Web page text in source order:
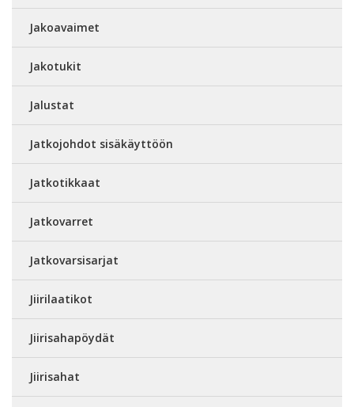
Jakoavaimet
Jakotukit
Jalustat
Jatkojohdot sisäkäyttöön
Jatkotikkaat
Jatkovarret
Jatkovarsisarjat
Jiirilaatikot
Jiirisahapöydät
Jiirisahat